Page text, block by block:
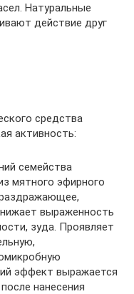
Натуральные
действие друг
средства
активность:
семейства
мятного эфирного
выраженность
зуда. Проявляет
эффект выражается
нанесения